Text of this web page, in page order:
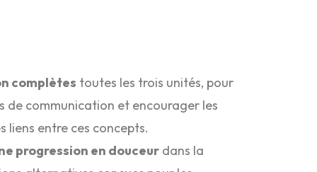
complètes toutes les trois unités, pour
de communication et encourager les
liens entre ces concepts.
progression en douceur dans la